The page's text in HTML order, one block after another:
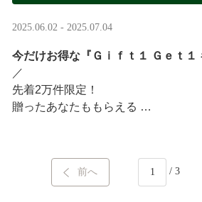
2025.06.02 - 2025.07.04
今だけお得な『Ｇｉｆｔ１ Ｇｅｔ１
／ ​
先着2万件限定！​
贈ったあなたももらえる ​
LINEギフト限定！タリーズデジタル
ると、自分も500円分のギフトチケ
前へ / 3